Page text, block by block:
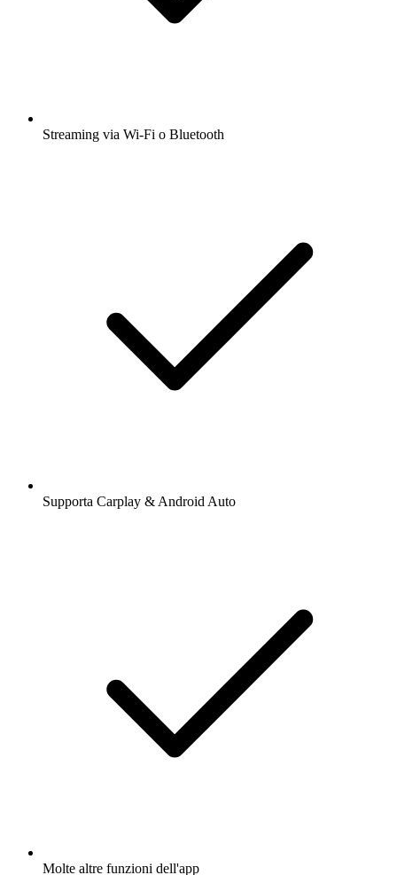
Streaming via Wi-Fi o Bluetooth
Supporta Carplay & Android Auto
Molte altre funzioni dell'app